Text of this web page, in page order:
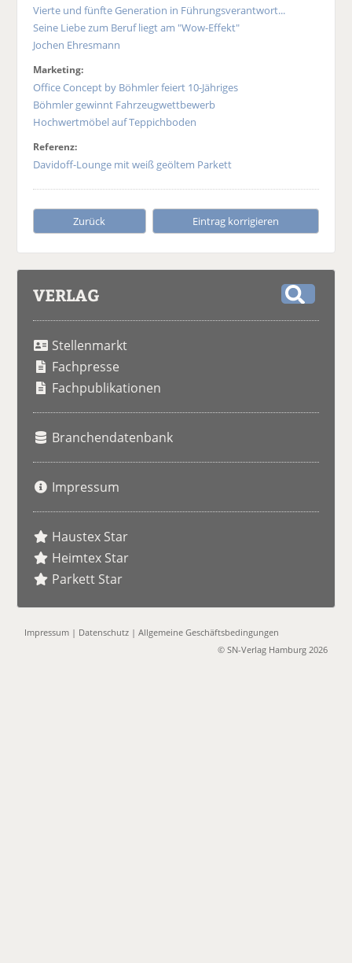
Vierte und fünfte Generation in Führungsverantwort...
Seine Liebe zum Beruf liegt am "Wow-Effekt"
Jochen Ehresmann
Marketing:
Office Concept by Böhmler feiert 10-Jähriges
Böhmler gewinnt Fahrzeugwettbewerb
Hochwertmöbel auf Teppichboden
Referenz:
Davidoff-Lounge mit weiß geöltem Parkett
Zurück Eintrag korrigieren
VERLAG
Stellenmarkt
Fachpresse
Fachpublikationen
Branchendatenbank
Impressum
Haustex Star
Heimtex Star
Parkett Star
Impressum | Datenschutz |Allgemeine Geschäftsbedingungen
© SN-Verlag Hamburg 2026